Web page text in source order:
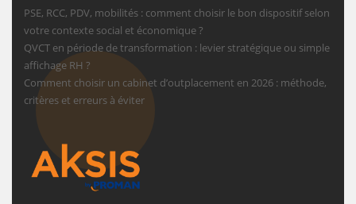
PSE, RCC, PDV, mobilités : comment choisir le bon dispositif selon
votre contexte social et économique ?
QVCT en période de transformation : levier stratégique ou simple
affichage RH ?
Comment choisir un cabinet d’outplacement en 2026 : méthode,
critères et erreurs à éviter